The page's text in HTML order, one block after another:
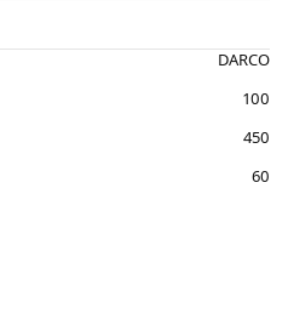
DARCO
100
450
60